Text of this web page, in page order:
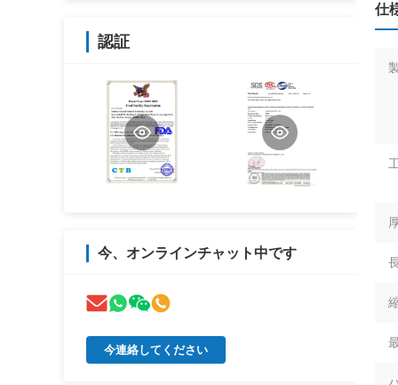
認証
今、オンラインチャット中です
今連絡してください
仕